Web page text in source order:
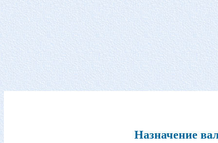
Назначение